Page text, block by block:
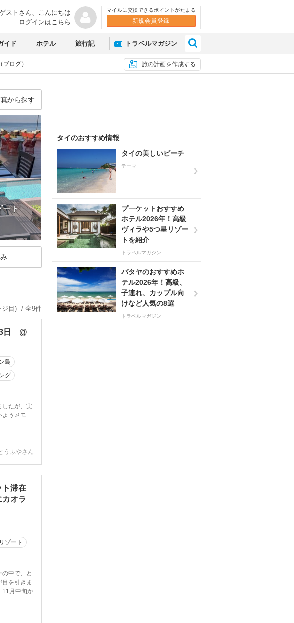
ゲストさん、 こんにちは
ログインはこちら
マイルに交換できるポイントがたまる
新規会員登録
イド ホテル 旅行記 トラベルマガジン
旅の計画を作成する
ログ）
から探す
ート
ジ目) / 全9件
日 @
島
グ
したが、実
ようメモ
うふやさん
滞在
オラ
ゾート
中で、と
を引きま
11月中旬か
タイのおすすめ情報
タイの美しいビーチ
テーマ
プーケットおすすめ
ホテル2026年！高級
ヴィラや5つ星リゾー
トを紹介
トラベルマガジン
パタヤのおすすめホ
テル2026年！高級、
子連れ、カップル向
けなど人気の8選
トラベルマガジン